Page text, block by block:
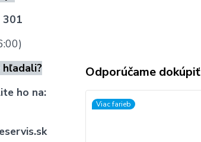
301
hľadali?
ho na:
Odporúčame dokúpiť
Viac farieb